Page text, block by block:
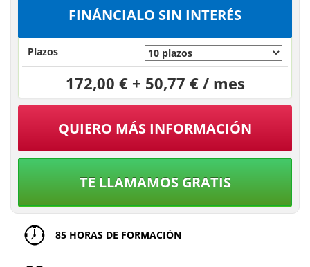
FINÁNCIALO SIN INTERÉS
Plazos
172,00 € + 50,77 € / mes
QUIERO MÁS INFORMACIÓN
TE LLAMAMOS GRATIS
85 HORAS DE FORMACIÓN